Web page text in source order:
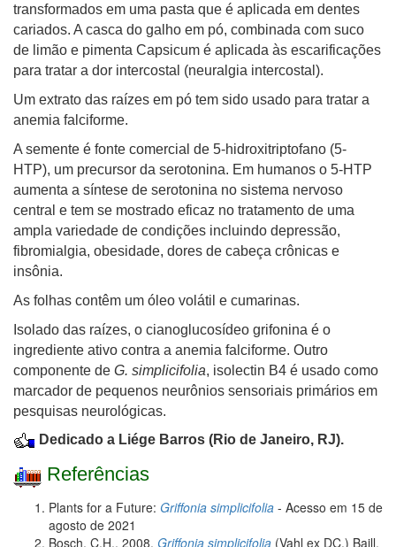
transformados em uma pasta que é aplicada em dentes
cariados. A casca do galho em pó, combinada com suco
de limão e pimenta Capsicum é aplicada às escarificações
para tratar a dor intercostal (neuralgia intercostal).
Um extrato das raízes em pó tem sido usado para tratar a
anemia falciforme.
A semente é fonte comercial de 5-hidroxitriptofano (5-
HTP), um precursor da serotonina. Em humanos o 5-HTP
aumenta a síntese de serotonina no sistema nervoso
central e tem se mostrado eficaz no tratamento de uma
ampla variedade de condições incluindo depressão,
fibromialgia, obesidade, dores de cabeça crônicas e
insônia.
As folhas contêm um óleo volátil e cumarinas.
Isolado das raízes, o cianoglucosídeo grifonina é o
ingrediente ativo contra a anemia falciforme. Outro
componente de G. simplicifolia, isolectin B4 é usado como
marcador de pequenos neurônios sensoriais primários em
pesquisas neurológicas.
Dedicado a Liége Barros (Rio de Janeiro, RJ).
Referências
Plants for a Future: Griffonia simplicifolia - Acesso em 15 de
agosto de 2021
Bosch, C.H., 2008. Griffonia simplicifolia (Vahl ex DC.) Baill.